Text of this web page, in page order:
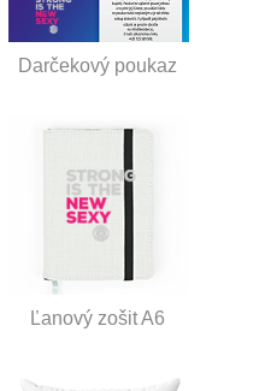
Darčekový poukaz
Ľanový zošit A6